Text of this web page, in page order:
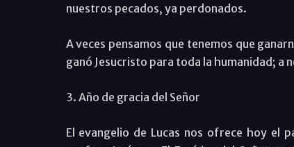
nuestros pecados, ya perdonados.
A veces pensamos que tenemos que
ganó Jesucristo para toda la humanidad; a
3. Año de gracia del Señor
El evangelio de Lucas nos ofrece hoy el